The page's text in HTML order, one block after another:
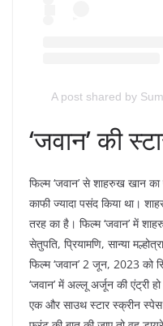
A post shared by
‘जवान’ की
फिल्म ‘जवान’ से शाहरुख खान
काफी ज्यादा पसंद किया था।
तरह का है। फिल्म ‘जवान’ में
सेतुपति, प्रियामणि, सान्या
फिल्म ‘जवान’ 2 जून, 2023 को
‘जवान’ में अल्लू अर्जून की एंट्री
एक और साउथ स्टार स्क्रीन